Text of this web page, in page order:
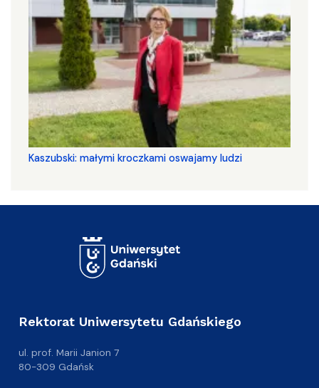
Kaszubski: małymi kroczkami oswajamy ludzi
Rektorat Uniwersytetu Gdańskiego
ul. prof. Marii Janion 7
80-309 Gdańsk